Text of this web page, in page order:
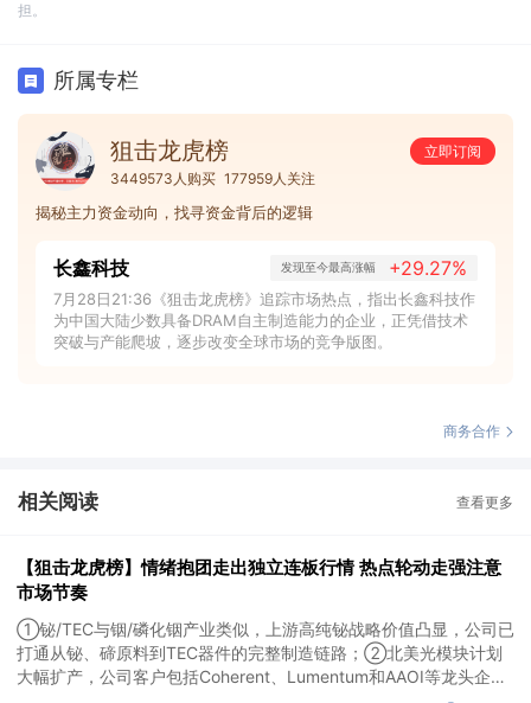
担。
所属专栏
狙击龙虎榜
立即订阅
3449573人购买 177959人关注
揭秘主力资金动向，找寻资金背后的逻辑
长鑫科技 发现至今最高涨幅 +29.27%
7月28日21:36《狙击龙虎榜》追踪市场热点，指出长鑫科技作
为中国大陆少数具备DRAM自主制造能力的企业，正凭借技术
突破与产能爬坡，逐步改变全球市场的竞争版图。
商务合作
相关阅读 查看更多
【狙击龙虎榜】情绪抱团走出独立连板行情 热点轮动走强注意
市场节奏
①铋/TEC与铟/磷化铟产业类似，上游高纯铋战略价值凸显，公司已
打通从铋、碲原料到TEC器件的完整制造链路；②北美光模块计划
大幅扩产，公司客户包括Coherent、Lumentum和AAOI等龙头企